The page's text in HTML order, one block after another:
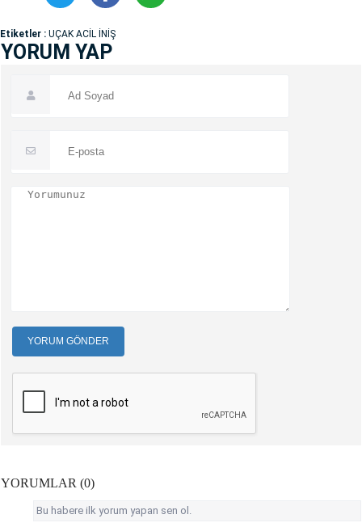
Etiketler : UÇAK ACİL İNİŞ
YORUM YAP
YORUM GÖNDER
YORUMLAR (0)
Bu habere ilk yorum yapan sen ol.